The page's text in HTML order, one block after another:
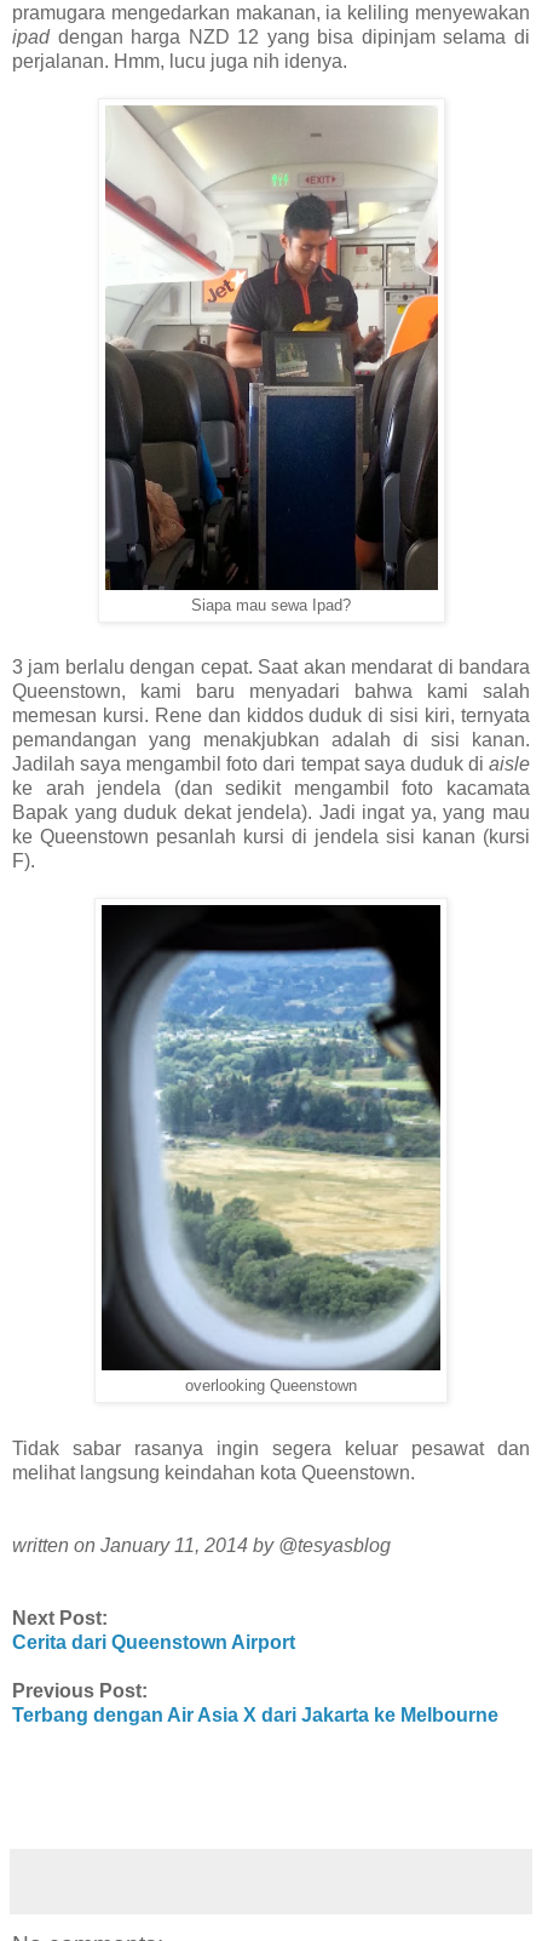
pramugara mengedarkan makanan, ia keliling menyewakan
ipaddengan harga NZD 12 yang bisa dipinjam selama di
perjalanan. Hmm, lucu juga nih idenya.
Siapa mau sewa Ipad?
3 jam berlalu dengan cepat. Saat akan mendarat di bandara
Queenstown, kami baru menyadari bahwa kami salah
memesan kursi. Rene dan kiddos duduk di sisi kiri, ternyata
pemandangan yang menakjubkan adalah di sisi kanan.
Jadilah saya mengambil foto dari tempat saya duduk di aisle
ke arah jendela (dan sedikit mengambil foto kacamata
Bapak yang duduk dekat jendela). Jadi ingat ya, yang mau
ke Queenstown pesanlah kursi di jendela sisi kanan (kursi
F).
overlooking Queenstown
Tidak sabar rasanya ingin segera keluar pesawat dan
melihat langsung keindahan kota Queenstown.
written on January 11, 2014 by @tesyasblog
Next Post:
Cerita dari Queenstown Airport
Previous Post:
Terbang dengan Air Asia X dari Jakarta ke Melbourne